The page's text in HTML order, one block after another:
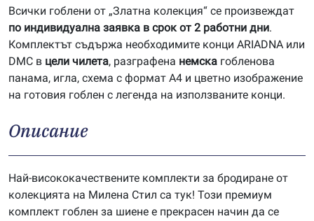
Всички гоблени от „Златна колекция“ се произвеждат
по индивидуална заявка в срок от 2 работни дни.
Комплектът съдържа необходимите конци ARIADNA или
DMC в цели чилета, разграфена немска гобленова
панама, игла, схема с формат А4 и цветно изображение
на готовия гоблен с легенда на използваните конци.
Описание
Най-висококачествените комплекти за бродиране от
колекцията на Милена Стил са тук! Този премиум
комплект гоблен за шиене е прекрасен начин да се